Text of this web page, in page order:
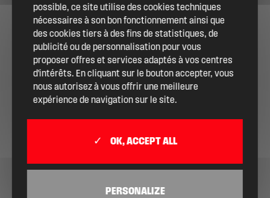
possible, ce site utilise des cookies techniques
nécessaires à son bon fonctionnement ainsi que
des cookies tiers à des fins de statistiques, de
publicité ou de personnalisation pour vous
proposer offres et services adaptés à vos centres
d'intérêts. En cliquant sur le bouton accepter, vous
nous autorisez à vous offrir une meilleure
expérience de navigation sur le site.
OK, ACCEPT ALL
PERSONALIZE